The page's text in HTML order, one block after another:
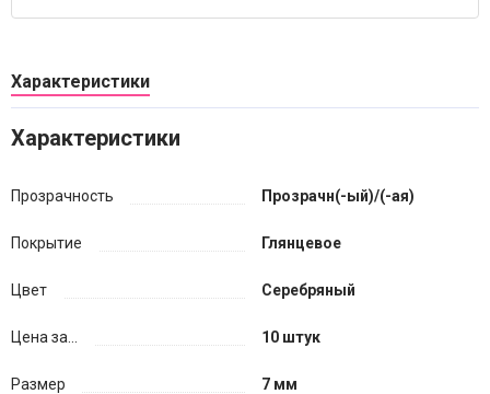
Характеристики
Характеристики
Прозрачность Прозрачн(-ый)/(-ая)
Покрытие Глянцевое
Цвет Серебряный
Цена за... 10 штук
Размер 7 мм